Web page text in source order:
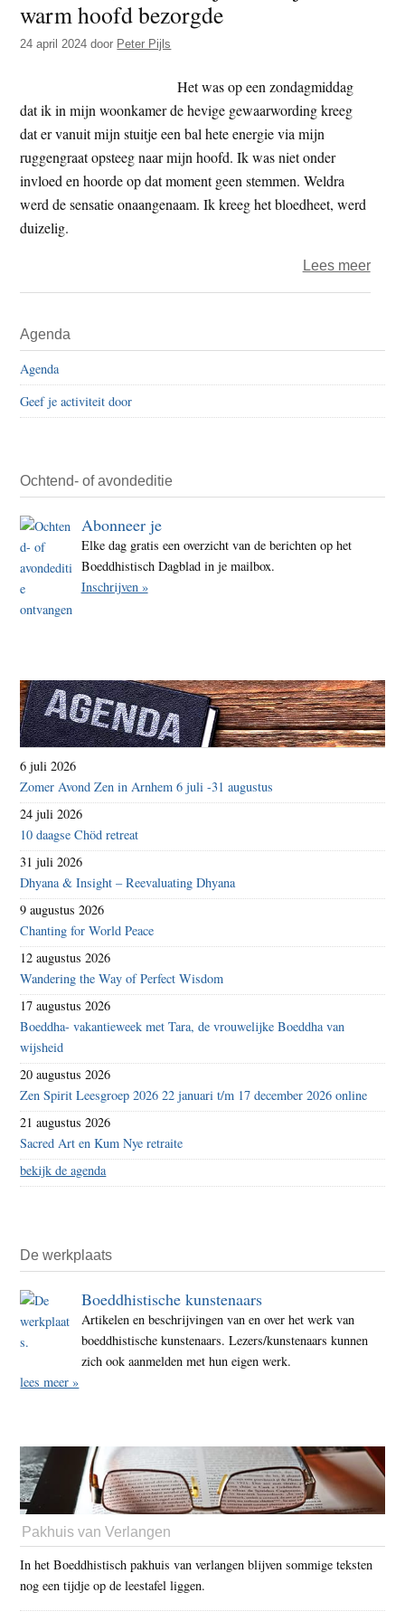
t
e
e
s
e
warm hoofd bezorgde
24 april 2024 door Peter Pijls
Het was op een zondagmiddag
dat ik in mijn woonkamer de hevige gewaarwording kreeg
dat er vanuit mijn stuitje een bal hete energie via mijn
ruggengraat opsteeg naar mijn hoofd. Ik was niet onder
invloed en hoorde op dat moment geen stemmen. Weldra
werd de sensatie onaangenaam. Ik kreeg het bloedheet, werd
duizelig.
Lees meerover
mij
Sidebar
Agenda
Agenda
Geef je activiteit door
Ochtend- of avondeditie
Abonneer je
Elke dag gratis een overzicht van de berichten op het
Boeddhistisch Dagblad in je mailbox.
Inschrijven »
6 juli 2026
Zomer Avond Zen in Arnhem 6 juli -31 augustus
24 juli 2026
10 daagse Chöd retreat
31 juli 2026
Dhyana & Insight – Reevaluating Dhyana
9 augustus 2026
Chanting for World Peace
12 augustus 2026
Wandering the Way of Perfect Wisdom
17 augustus 2026
Boeddha- vakantieweek met Tara, de vrouwelijke Boeddha van
wijsheid
20 augustus 2026
Zen Spirit Leesgroep 2026 22 januari t/m 17 december 2026 online
21 augustus 2026
Sacred Art en Kum Nye retraite
bekijk de agenda
De werkplaats
Boeddhistische kunstenaars
Artikelen en beschrijvingen van en over het werk van
boeddhistische kunstenaars. Lezers/kunstenaars kunnen
zich ook aanmelden met hun eigen werk.
lees meer »
Pakhuis van Verlangen
In het Boeddhistisch pakhuis van verlangen blijven sommige teksten
nog een tijdje op de leestafel liggen.